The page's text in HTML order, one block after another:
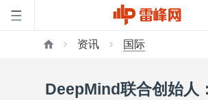
资讯 国际
DeepMind联合创始人